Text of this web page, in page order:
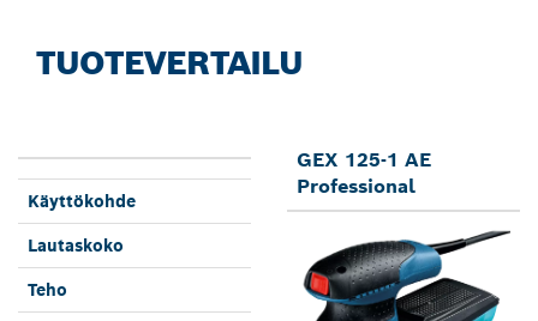
TUOTEVERTAILU
Käyttö­kohde
Lautas­koko
Teho
GEX 125-1 AE
Professional